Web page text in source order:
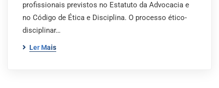
profissionais previstos no Estatuto da Advocacia e
no Código de Ética e Disciplina. O processo ético-
disciplinar…
Ler Mais